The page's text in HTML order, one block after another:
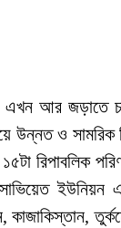
এখন আর জড়াতে
উন্নত ও সামরিক
রিপাবলিক
ইউনিয়ন